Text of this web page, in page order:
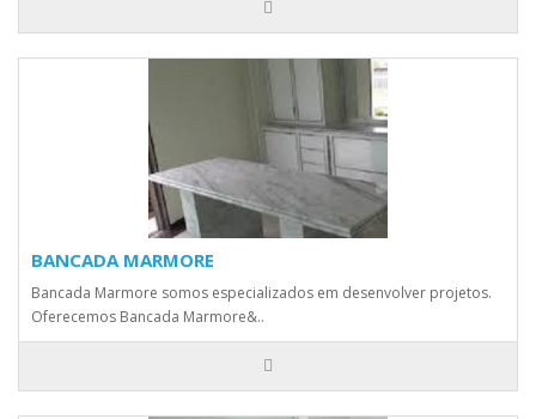
BANCADA MARMORE
Bancada Marmore somos especializados em desenvolver projetos.
Oferecemos Bancada Marmore&..